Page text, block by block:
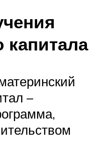
капитала
–